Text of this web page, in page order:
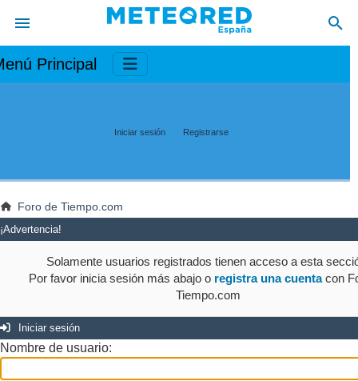
Principal
Iniciar sesión Registrarse
Foro de Tiempo.com
¡Advertencia!
Solamente usuarios registrados tienen acceso a esta
Por favor inicia sesión más abajo o registra una cuentacon
Tiempo.com
Iniciar sesión
Nombre de usuario: